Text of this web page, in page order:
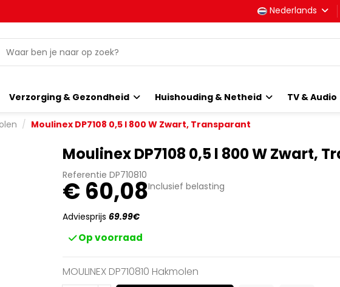
Nederlands
Verzorging & Gezondheid Huishouding & Netheid TV & Audio
Moulinex DP7108 0,5 l 800 W Zwart, Transparant
Moulinex DP7108 0,5 l 800 W Zwart,
Referentie DP710810
€ 60,08Inclusief belasting
Adviesprijs 69.99€
Op voorraad
MOULINEX DP710810 Hakmolen